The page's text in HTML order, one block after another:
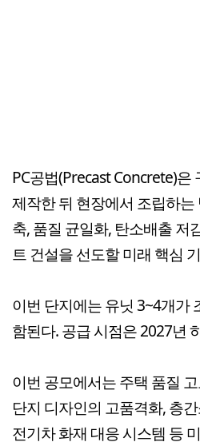
PC공법(Precast Concrete)은
제작한 뒤 현장에서 조립하
축, 품질 균일화, 탄소배출 저
트 건설을 선도할 미래 핵심
이번 단지에는 유닛 3~4개가
함된다. 공급 시점은 2027년
이번 공모에서는 주택 품질
단지 디자인의 고품격화, 층
전기차 화재 대응 시스템 등